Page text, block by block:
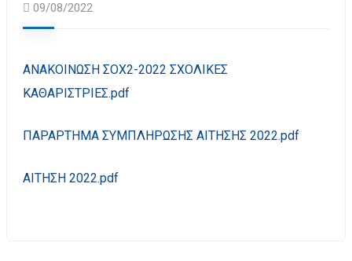
09/08/2022
ΑΝΑΚΟΙΝΩΣΗ ΣΟΧ2-2022 ΣΧΟΛΙΚΕΣ
ΚΑΘΑΡΙΣΤΡΙΕΣ.pdf
ΠΑΡΑΡΤΗΜΑ ΣΥΜΠΛΗΡΩΣΗΣ ΑΙΤΗΣΗΣ 2022.pdf
ΑΙΤΗΣΗ 2022.pdf